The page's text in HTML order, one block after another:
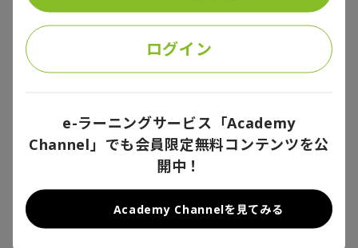
図表 アプローチログイン
e-ラーニングサービス「Academy
Channel」でも会員限定無料コンテンツを公
開中！
Academy Channelを見てみる